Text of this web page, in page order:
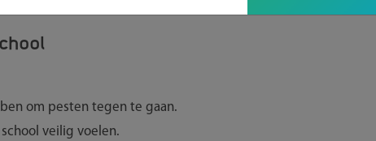
om pesten tegen te gaan.
veilig voelen.